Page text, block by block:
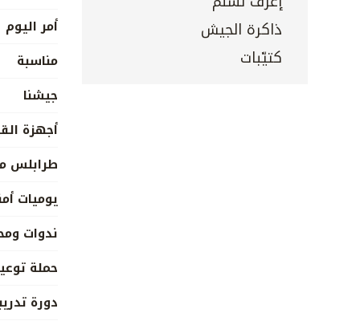
ذاكرة الجيش
كتيّبات
أمر اليوم
مناسبة
جيشنا
أجهزة
طرابلس
يوميات
ندوات
حملة
دورة